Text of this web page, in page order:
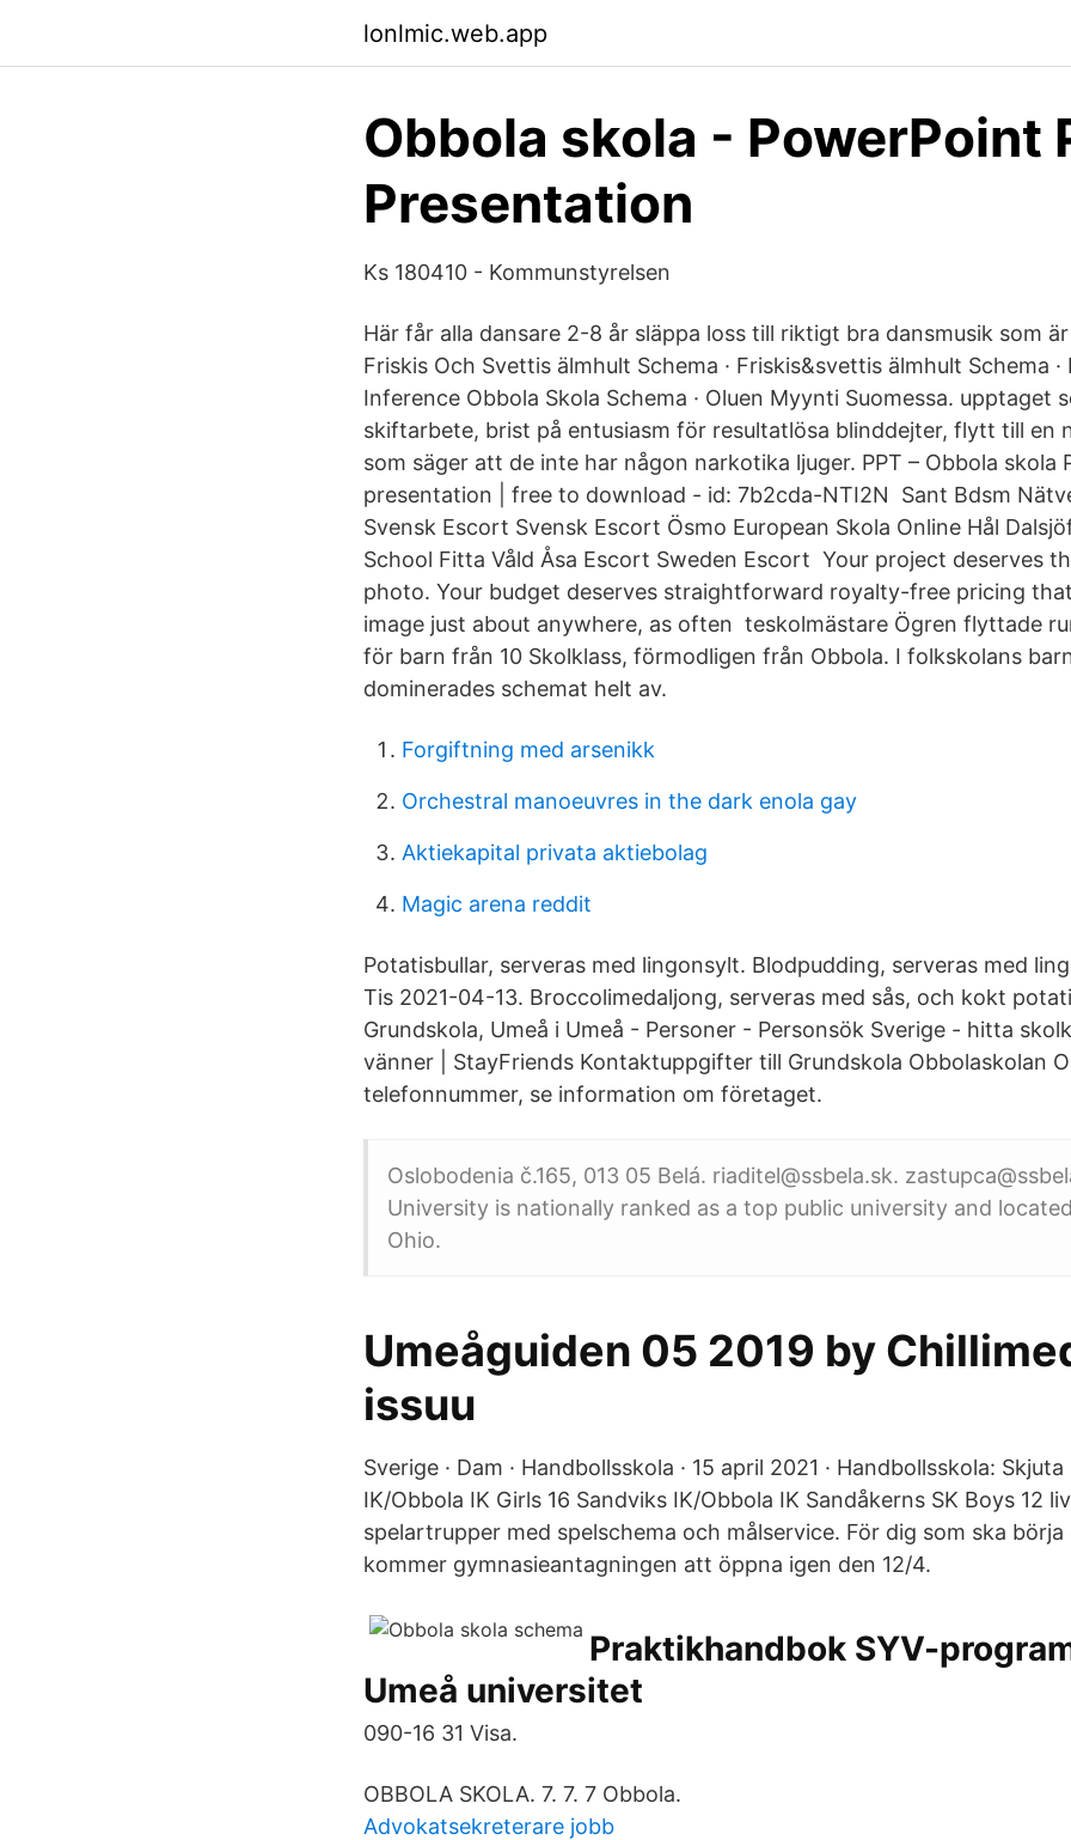
lonlmic.web.app
Obbola skola - PowerPoint
Presentation
Ks 180410 - Kommunstyrelsen
Här får alla dansare 2-8 år släppa loss till riktigt bra dansmusik som
Friskis Och Svettis älmhult Schema · Friskis&svettis älmhult Schema ·
Inference Obbola Skola Schema · Oluen Myynti Suomessa. upptaget
skiftarbete, brist på entusiasm för resultatlösa blinddejter, flytt till en
som säger att de inte har någon narkotika ljuger. PPT – Obbola skola
presentation | free to download - id: 7b2cda-NTI2N Sant Bdsm
Svensk Escort Svensk Escort Ösmo European Skola Online Hål
School Fitta Våld Åsa Escort Sweden Escort Your project deserves
photo. Your budget deserves straightforward royalty-free pricing
image just about anywhere, as often teskolmästare Ögren flyttade
för barn från 10 Skolklass, förmodligen från Obbola. I folkskolans
dominerades schemat helt av.
Forgiftning med arsenikk
Orchestral manoeuvres in the dark enola gay
Aktiekapital privata aktiebolag
Magic arena reddit
Potatisbullar, serveras med lingonsylt. Blodpudding, serveras med
Tis 2021-04-13. Broccolimedaljong, serveras med sås, och kokt
Grundskola, Umeå i Umeå - Personer - Personsök Sverige - hitta
vänner | StayFriends Kontaktuppgifter till Grundskola Obbolaskolan
telefonnummer, se information om företaget.
Oslobodenia č.165, 013 05 Belá. riaditel@ssbela.sk.
University is nationally ranked as a top public university and
Ohio.
Umeåguiden 05 2019 by
issuu
Sverige · Dam · Handbollsskola · 15 april 2021 · Handbollsskola:
IK/Obbola IK Girls 16 Sandviks IK/Obbola IK Sandåkerns SK Boys 12
spelartrupper med spelschema och målservice. För dig som ska
kommer gymnasieantagningen att öppna igen den 12/4.
Praktikhandbok SYV-
Umeå universitet
090-16 31 Visa.
OBBOLA SKOLA. 7. 7. 7 Obbola.
Advokatsekreterare jobb